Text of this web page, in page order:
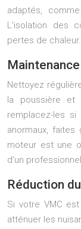
adaptés,
L’isolation des
pertes de chaleur.
Nettoyez
la poussière et
remplacez-les
anormaux,
moteur est une
d’un
Réduction
Si votre VMC
atténuer les